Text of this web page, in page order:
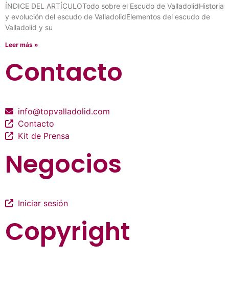
ÍNDICE DEL ARTÍCULOTodo sobre el Escudo de ValladolidHistoria
y evolución del escudo de ValladolidElementos del escudo de
Valladolid y su
Leer más »
Contacto
info@topvalladolid.com
Contacto
Kit de Prensa
Negocios
Iniciar sesión
Copyright